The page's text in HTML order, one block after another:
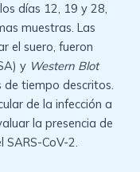
días 12, 19 y 28,
muestras. Las
el suero, fueron
y Western Blot
tiempo descritos.
de la infección a
la presencia de
CoV-2.